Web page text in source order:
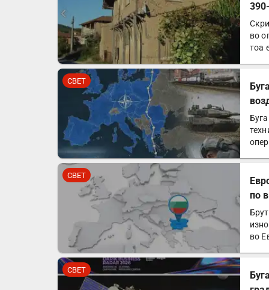
во
тоа
СВЕТ
СВЕТ
по
во
СВЕТ